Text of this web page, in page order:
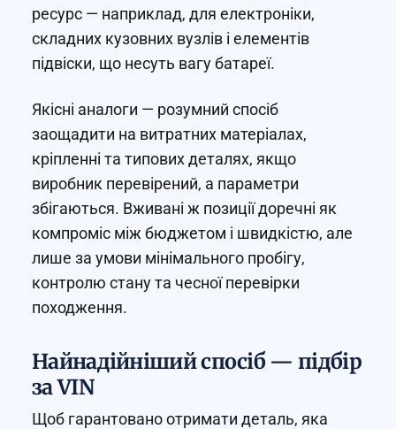
ресурс — наприклад, для електроніки,
складних кузовних вузлів і елементів
підвіски, що несуть вагу батареї.
Якісні аналоги — розумний спосіб
заощадити на витратних матеріалах,
кріпленні та типових деталях, якщо
виробник перевірений, а параметри
збігаються. Вживані ж позиції доречні як
компроміс між бюджетом і швидкістю, але
лише за умови мінімального пробігу,
контролю стану та чесної перевірки
походження.
Найнадійніший спосіб — підбір
за VIN
Щоб гарантовано отримати деталь, яка